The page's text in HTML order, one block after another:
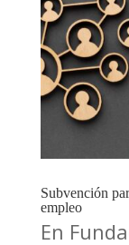
Subvención
empleo
En